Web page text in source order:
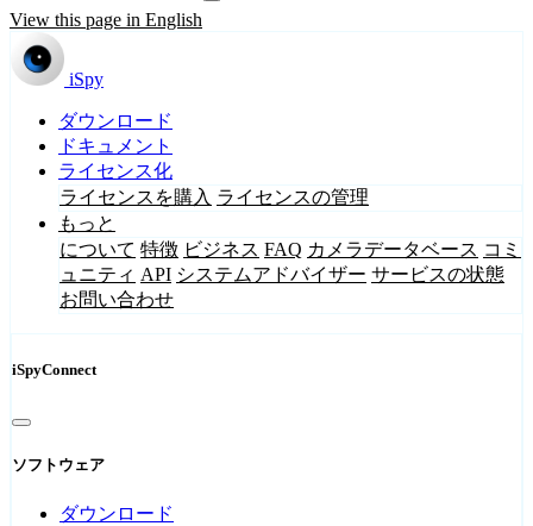
View this page in English
iSpy
ダウンロード
ドキュメント
ライセンス化
ライセンスを購入 ライセンスの管理
もっと
について 特徴 ビジネス FAQ カメラデータベース コミ
ュニティ API システムアドバイザー サービスの状態
お問い合わせ
iSpyConnect
ソフトウェア
ダウンロード